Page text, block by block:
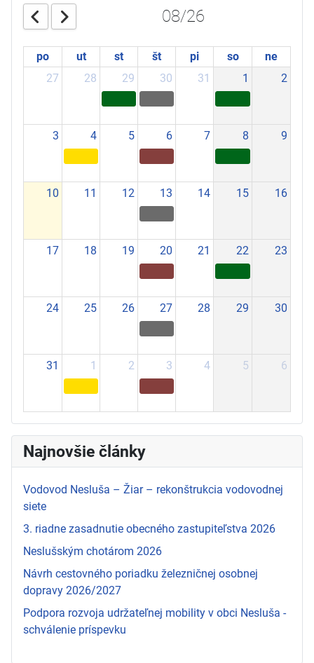
08/26
po ut st št pi so
ne
27
28 29 30 31 1 2
3 4 5 6 7 8 9
10 11 12 13 14 15 16
17 18 19 20 21 22 23
24 25 26 27 28 29 30
31 1 2 3 4 5 6
Najnovšie články
Vodovod Nesluša – Žiar – rekonštrukcia vodovodnej
siete
3. riadne zasadnutie obecného zastupiteľstva 2026
Neslušským chotárom 2026
Návrh cestovného poriadku železničnej osobnej
dopravy 2026/2027
Podpora rozvoja udržateľnej mobility v obci Nesluša -
schválenie príspevku